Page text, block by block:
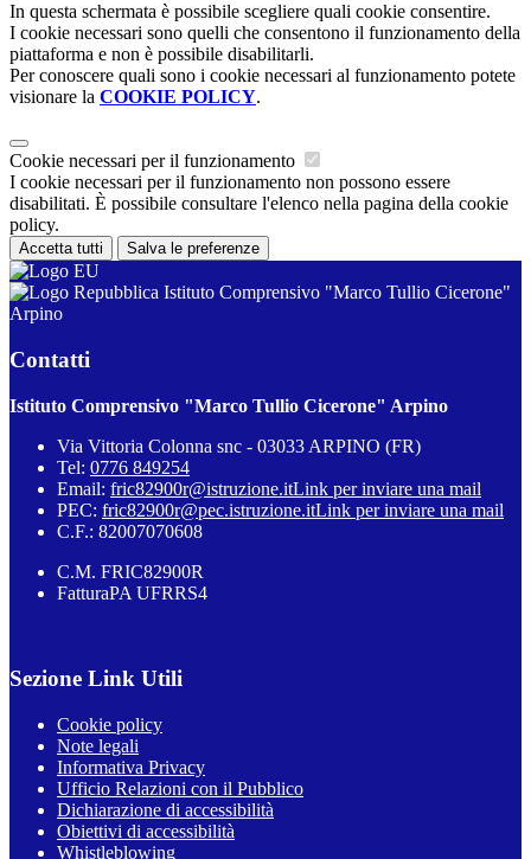
In questa schermata è possibile scegliere quali cookie consentire.
I cookie necessari sono quelli che consentono il funzionamento della
piattaforma e non è possibile disabilitarli.
Per conoscere quali sono i cookie necessari al funzionamento potete
visionare la COOKIE POLICY.
Cookie necessari per il funzionamento
I cookie necessari per il funzionamento non possono essere
disabilitati. È possibile consultare l'elenco nella pagina della cookie
policy.
Accetta tutti Salva le preferenze
Istituto Comprensivo "Marco Tullio Cicerone"
Arpino
Contatti
Istituto Comprensivo "Marco Tullio Cicerone" Arpino
Via Vittoria Colonna snc - 03033 ARPINO (FR)
Tel: 0776 849254
Email: fric82900r@istruzione.itLink per inviare una mail
PEC: fric82900r@pec.istruzione.itLink per inviare una mail
C.F.: 82007070608
C.M. FRIC82900R
FatturaPA UFRRS4
Sezione Link Utili
Cookie policy
Note legali
Informativa Privacy
Ufficio Relazioni con il Pubblico
Dichiarazione di accessibilità
Obiettivi di accessibilità
Whistleblowing